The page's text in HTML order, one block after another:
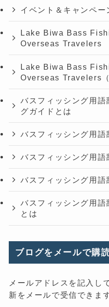
イベント＆キャンペー
Lake Biwa Bass
Overseas Travelers
Lake Biwa Bass
Overseas Travelers
バスフィッシング用
グガイドとは
バスフィッシング用語
バスフィッシング用
バスフィッシング用語
バスフィッシング用
とは
ブログをメールで購
メールアドレスを記入し
新をメールで受信できま